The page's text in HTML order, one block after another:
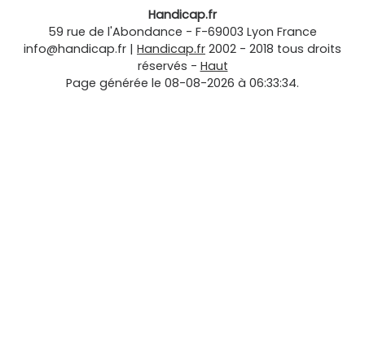
Handicap.fr
59 rue de l'Abondance - F-69003 Lyon France
info@handicap.fr | Handicap.fr 2002 - 2018 tous droits
réservés - Haut
Page générée le 08-08-2026 à 06:33:34.